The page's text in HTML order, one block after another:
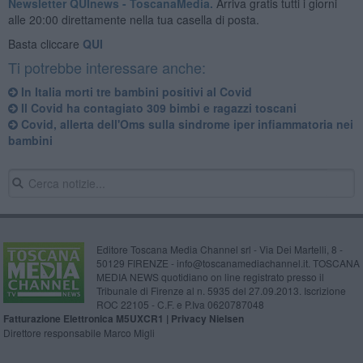
alle 20:00 direttamente nella tua casella di posta.
Basta cliccare QUI
Ti potrebbe interessare anche:
In Italia morti tre bambini positivi al Covid
Il Covid ha contagiato 309 bimbi e ragazzi toscani
Covid, allerta dell'Oms sulla sindrome iper infiammatoria nei
bambini
Editore Toscana Media Channel srl - Via Dei Martelli, 8 -
50129 FIRENZE - info@toscanamediachannel.it. TOSCANA
MEDIA NEWS quotidiano on line registrato presso il
Tribunale di Firenze al n. 5935 del 27.09.2013. Iscrizione
ROC 22105 - C.F. e P.Iva 0620787048
Fatturazione Elettronica M5UXCR1 | Privacy Nielsen
Direttore responsabile Marco Migli